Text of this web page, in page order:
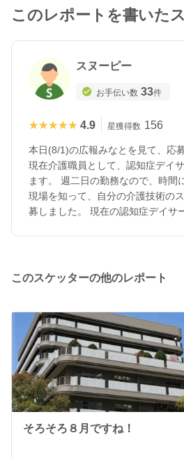
このレポートを書いた
スヌーピー
お手伝い数 33件
★★★★★
★★★★★ 4.9 星獲得数 156
本日(8/1)の広報みなとを見て、応
現在介護職員として、認知症デイ
ます。 週二日の勤務なので、時間
現場を知って、自分の介護技術の
募しました。 現在の認知症デイサ
ら、頑張りたいと思っています。
このスケッターの他のレポート
そろそろ８月ですね！